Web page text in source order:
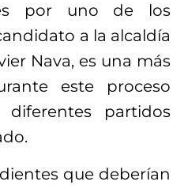
por uno de los
a la alcaldía
Nava, es una más
este proceso
partidos
que deberían